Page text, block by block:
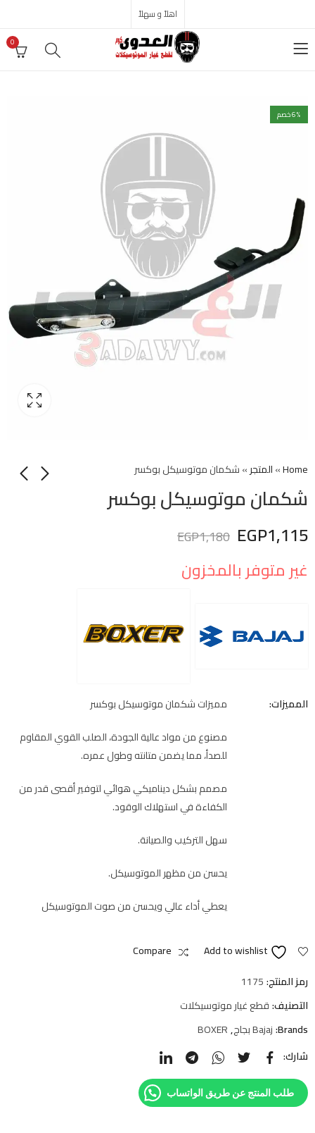
اهلاً و سهلاً
0
6% خصم
Home
»المتجر»شكمان موتوسيكل بوكسر
شكمان موتوسيكل بوكسر
EGP1,115
EGP1,180
غير متوفر بالمخزون
المميزات:
مميزات شكمان موتوسيكل بوكسر
مصنوع من مواد عالية الجودة، الصلب القوي المقاوم
للصدأ، مما يضمن متانته وطول عمره.
مصمم بشكل ديناميكي هوائي لتوفير أقصى قدر من
الكفاءة في استهلاك الوقود.
سهل التركيب والصيانة.
يحسن من مظهر الموتوسيكل.
يعطي أداء عالي ويحسن من صوت الموتوسيكل
Add to wishlist
Compare
رمز المنتج:1175
التصنيف:قطع غيار موتوسيكلات
Brands: Bajaj بجاج ,
BOXER
شارك:
طلب المنتج عن طريق الواتساب